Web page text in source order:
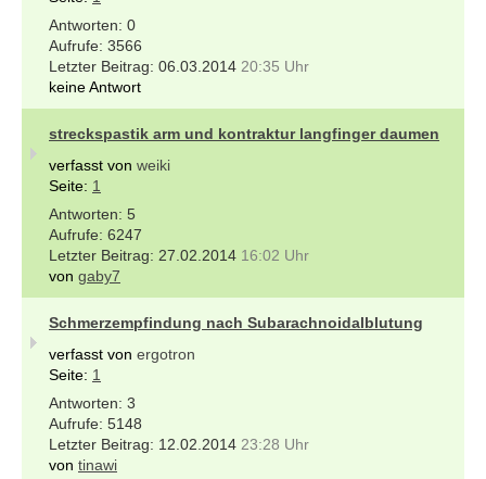
0
3566
06.03.2014 20:35 Uhr
keine Antwort
streckspastik arm und kontraktur langfinger daumen
verfasst von weiki
Seite: 1
5
6247
27.02.2014 16:02 Uhr
von gaby7
Schmerzempfindung nach Subarachnoidalblutung
verfasst von ergotron
Seite: 1
3
5148
12.02.2014 23:28 Uhr
von tinawi